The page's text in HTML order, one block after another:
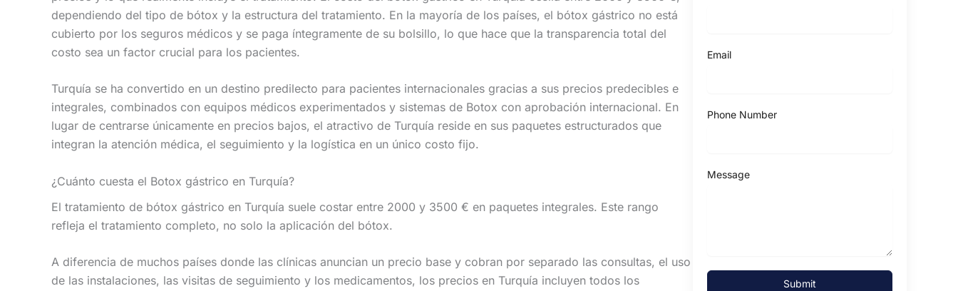
dependiendo del tipo de bótox y la estructura del tratamiento. En la mayoría de los países, el bótox gástrico no está
cubierto por los seguros médicos y se paga íntegramente de su bolsillo, lo que hace que la transparencia total del
costo sea un factor crucial para los pacientes.
Turquía se ha convertido en un destino predilecto para pacientes internacionales gracias a sus precios predecibles e
integrales, combinados con equipos médicos experimentados y sistemas de Botox con aprobación internacional. En
lugar de centrarse únicamente en precios bajos, el atractivo de Turquía reside en sus paquetes estructurados que
integran la atención médica, el seguimiento y la logística en un único costo fijo.
¿Cuánto cuesta el Botox gástrico en Turquía?
El tratamiento de bótox gástrico en Turquía suele costar entre 2000 y 3500 € en paquetes integrales. Este rango
refleja el tratamiento completo, no solo la aplicación del bótox.
A diferencia de muchos países donde las clínicas anuncian un precio base y cobran por separado las consultas, el uso
de las instalaciones, las visitas de seguimiento y los medicamentos, los precios en Turquía incluyen todos los
Email
Phone Number
Message
Submit